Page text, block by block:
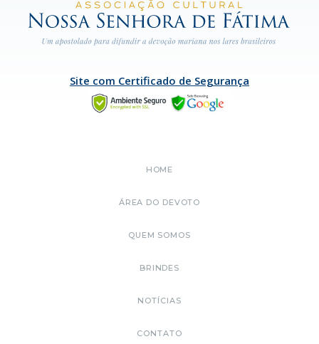
Site com Certificado de Segurança
HOME
ÁREA DO DEVOTO
QUEM SOMOS
BRINDES
NOTÍCIAS
CONTATO